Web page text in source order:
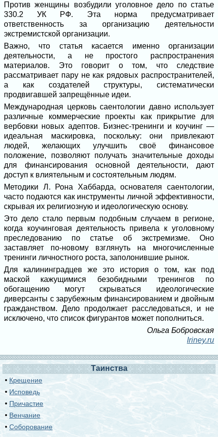
Против женщины возбудили уголовное дело по статье
330.2 УК РФ. Эта норма предусматривает
ответственность за организацию деятельности
экстремистской организации.
Важно, что статья касается именно организации
деятельности, а не простого распространения
материалов. Это говорит о том, что следствие
рассматривает пару не как рядовых распространителей,
а как создателей структуры, систематически
продвигавшей запрещённые идеи.
Международная церковь саентологии давно использует
различные коммерческие проекты как прикрытие для
вербовки новых адептов. Бизнес-тренинги и коучинг —
идеальная маскировка, поскольку: они привлекают
людей, желающих улучшить своё финансовое
положение, позволяют получать значительные доходы
для финансирования основной деятельности, дают
доступ к влиятельным и состоятельным людям.
Методики Л. Рона Хаббарда, основателя саентологии,
часто подаются как инструменты личной эффективности,
скрывая их религиозную и идеологическую основу.
Это дело стало первым подобным случаем в регионе,
когда коучинговая деятельность привела к уголовному
преследованию по статье об экстремизме. Оно
заставляет по-новому взглянуть на многочисленные
тренинги личностного роста, заполонившие рынок.
Для калининградцев же это история о том, как под
маской кажущимися безобидными тренингов по
обогащению могут скрываться идеологические
диверсанты с зарубежным финансированием и двойным
гражданством. Дело продолжает расследоваться, и не
исключено, что список фигурантов может пополниться.
Ольга Бобровская
Iriney.ru
Таинства
• Крещение
• Исповедь
• Причастие
• Венчание
•Соборование